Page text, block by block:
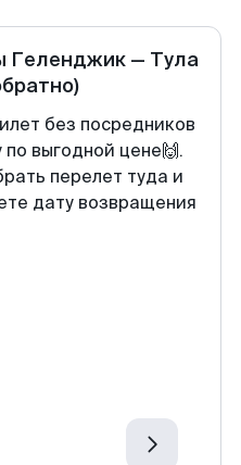
Геленджик — Тула
без посредников
выгодной цене🙌.
перелет туда и
дату возвращения